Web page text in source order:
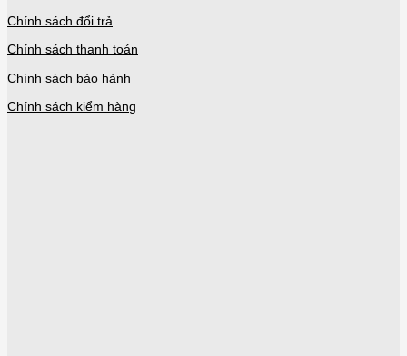
Chính sách đổi trả
Chính sách thanh toán
Chính sách bảo hành
Chính sách kiểm hàng